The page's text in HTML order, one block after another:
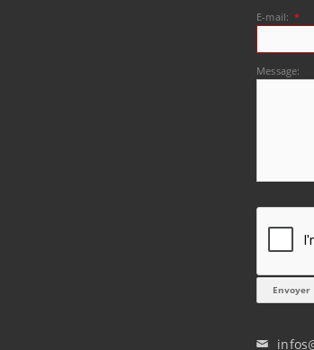
E-mail: *
Message:
✉